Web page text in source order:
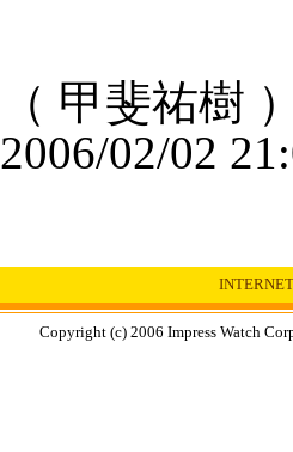
（ 甲斐祐樹
2006/02/02
Copyright (c) 2006 Impress Watch